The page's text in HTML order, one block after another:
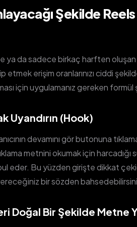
Şekilde Reels
ya da sadece birkaç harften oluşan
etmek erişim oranlarınızı ciddi
için uygulamanız gereken formül
Uyandırın (Hook)
devamını gör butonuna
metnini okumak için harcadığı
eder. Bu yüzden girişte dikkat
bir sözden
Doğal Bir Şekilde Metne